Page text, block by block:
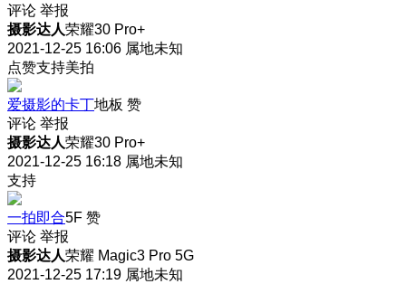
评论 举报
摄影达人荣耀30 Pro+
2021-12-25 16:06 属地未知
点赞支持美拍
爱摄影的卡丁地板 赞
评论 举报
摄影达人荣耀30 Pro+
2021-12-25 16:18 属地未知
支持
一拍即合5F 赞
评论 举报
摄影达人荣耀 Magic3 Pro 5G
2021-12-25 17:19 属地未知